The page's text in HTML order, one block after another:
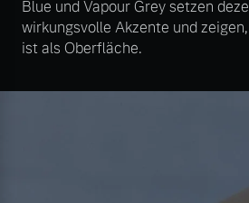
Blue und Vapour Grey setzen
wirkungsvolle Akzente und
ist als Oberfläche.